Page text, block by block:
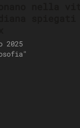
2025